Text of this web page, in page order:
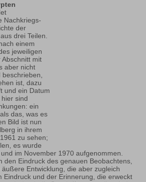
Nachkriegs-
der
drei Teilen.
einem
jeweiligen
Abschnitt mit
aber nicht
beschrieben,
ist, dazu
und ein Datum
sind
ein
das, was es
Bild ist nun
in ihrem
zu sehen;
es wurde
im November 1970 aufgenommen.
den Eindruck des genauen Beobachtens,
Entwicklung, die aber zugleich
Eindruck und der Erinnerung, die erweckt